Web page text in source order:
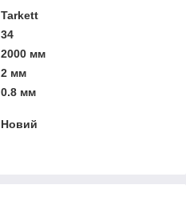
Tarkett
34
2000 мм
2 мм
0.8 мм
Новий